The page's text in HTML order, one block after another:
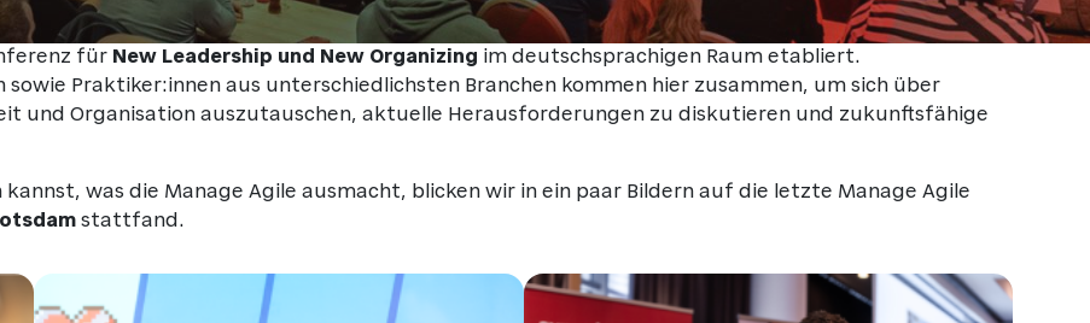
für New Leadership und New Organizing im deutschsprachigen Raum etabliert.
Praktiker:innen aus unterschiedlichsten Branchen kommen hier zusammen, um sich über
und Organisation auszutauschen, aktuelle Herausforderungen zu diskutieren und zukunftsfähige
was die Manage Agile ausmacht, blicken wir in ein paar Bildern auf die letzte Manage Agile
stattfand.